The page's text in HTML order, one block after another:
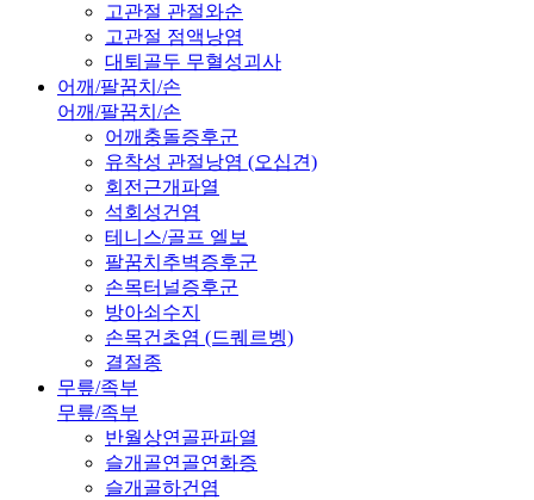
고관절 관절와순
고관절 점액낭염
대퇴골두 무혈성괴사
어깨/팔꿈치/손
어깨/팔꿈치/손
어깨충돌증후군
유착성 관절낭염 (오십견)
회전근개파열
석회성건염
테니스/골프 엘보
팔꿈치추벽증후군
손목터널증후군
방아쇠수지
손목건초염 (드퀘르벵)
결절종
무릎/족부
무릎/족부
반월상연골판파열
슬개골연골연화증
슬개골하건염